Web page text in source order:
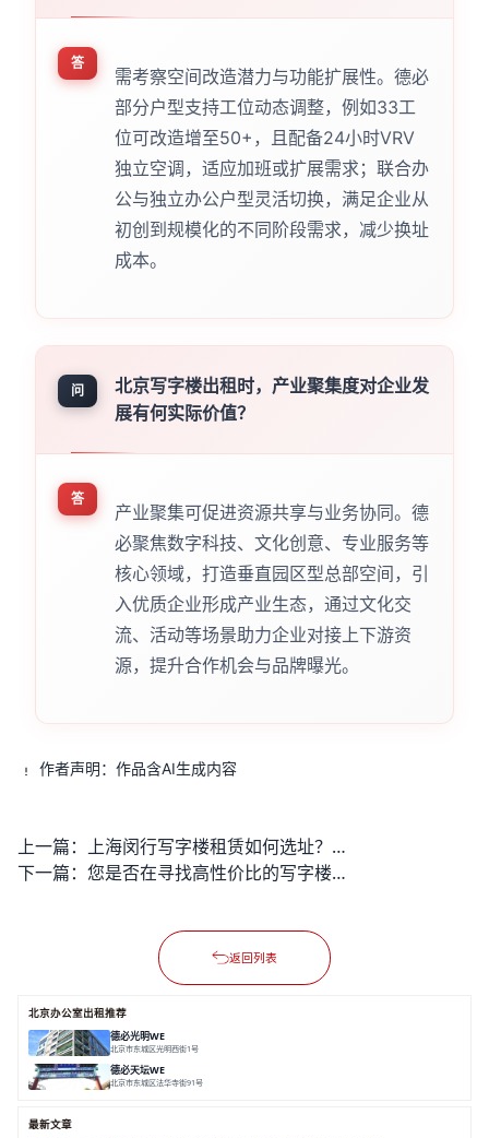
答
需考察空间改造潜力与功能扩展性。德必
部分户型支持工位动态调整，例如33工
位可改造增至50+，且配备24小时VRV
独立空调，适应加班或扩展需求；联合办
公与独立办公户型灵活切换，满足企业从
初创到规模化的不同阶段需求，减少换址
成本。
问
北京写字楼出租时，产业聚集度对企业发
展有何实际价值？
答
产业聚集可促进资源共享与业务协同。德
必聚焦数字科技、文化创意、专业服务等
核心领域，打造垂直园区型总部空间，引
入优质企业形成产业生态，通过文化交
流、活动等场景助力企业对接上下游资
源，提升合作机会与品牌曝光。
作者声明：作品含AI生成内容
上一篇：
上海闵行写字楼租赁如何选址？租金预算如何规划？
下一篇：
您是否在寻找高性价比的写字楼办公室出租方案？
返回列表
北京办公室出租推荐
德必光明WE
北京市东城区光明西街1号
德必天坛WE
北京市东城区法华寺街91号
最新文章